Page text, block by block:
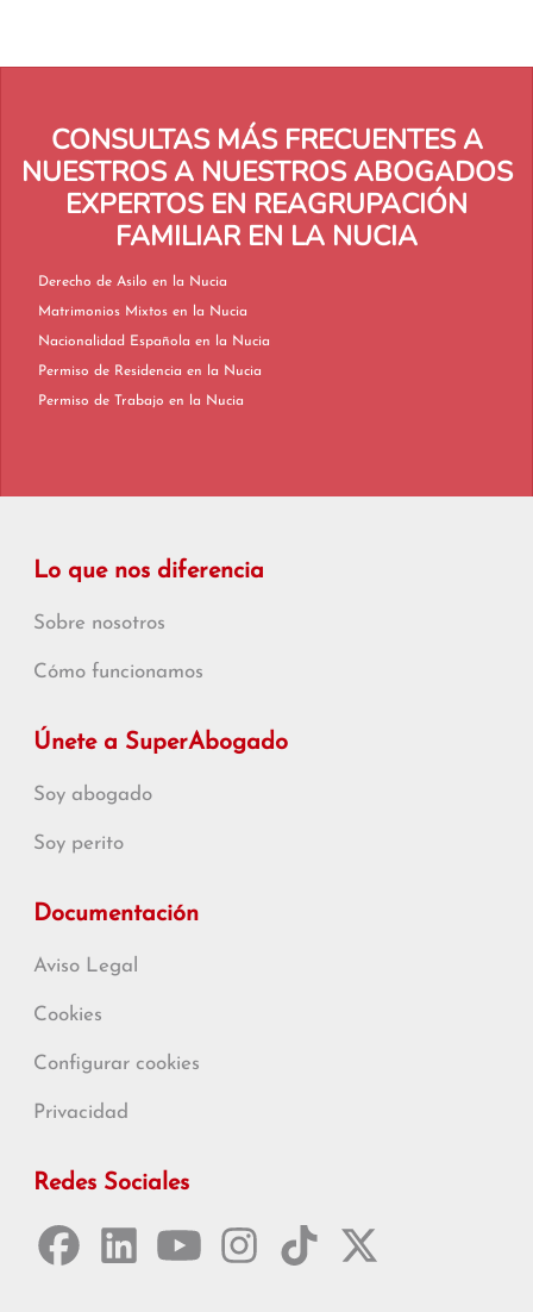
CONSULTAS MÁS FRECUENTES A
NUESTROS A NUESTROS ABOGADOS
EXPERTOS EN REAGRUPACIÓN
FAMILIAR EN LA NUCIA
Derecho de Asilo en la Nucia
Matrimonios Mixtos en la Nucia
Nacionalidad Española en la Nucia
Permiso de Residencia en la Nucia
Permiso de Trabajo en la Nucia
Lo que nos diferencia
Sobre nosotros
Cómo funcionamos
Únete a SuperAbogado
Soy abogado
Soy perito
Documentación
Aviso Legal
Cookies
Configurar cookies
Privacidad
Redes Sociales